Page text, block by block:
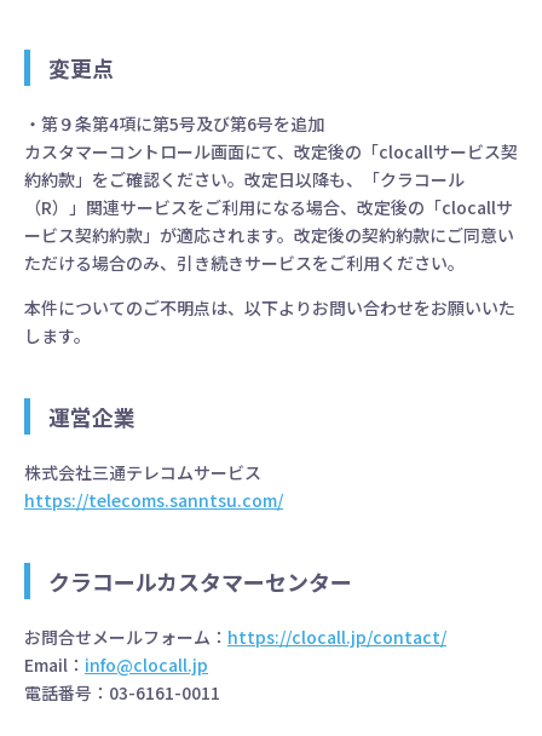
変更点
・第９条第4項に第5号及び第6号を追加
カスタマーコントロール画面にて、改定後の「clocallサービス契
約約款」をご確認ください。改定日以降も、「クラコール
（R）」関連サービスをご利用になる場合、改定後の「clocallサ
ービス契約約款」が適応されます。改定後の契約約款にご同意い
ただける場合のみ、引き続きサービスをご利用ください。
本件についてのご不明点は、以下よりお問い合わせをお願いいた
します。
運営企業
株式会社三通テレコムサービス
https://telecoms.sanntsu.com/
クラコールカスタマーセンター
お問合せメールフォーム： https://clocall.jp/contact/
Email： info@clocall.jp
電話番号：03-6161-0011